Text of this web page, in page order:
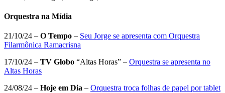
Orquestra na Mídia
21/10/24 – O Tempo – Seu Jorge se apresenta com Orquestra
Filarmônica Ramacrisna
17/10/24 – TV Globo “Altas Horas” – Orquestra se apresenta no
Altas Horas
24/08/24 – Hoje em Dia – Orquestra troca folhas de papel por tablet